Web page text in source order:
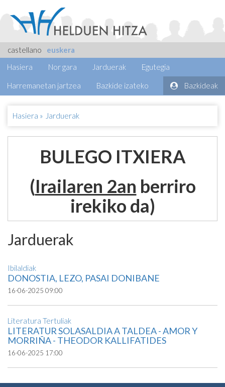
castellano
euskera
Hasiera
Nor gara Jarduerak Egutegia
Harremanetan jartzea Bazkide izateko Bazkideak
Hasiera » Jarduerak
BULEGO ITXIERA
(Irailaren 2an berriro
irekiko da)
Jarduerak
Ibilaldiak
DONOSTIA, LEZO, PASAI DONIBANE
16-06-2025 09:00
Literatura Tertuliak
LITERATUR SOLASALDIA A TALDEA - AMOR Y
MORRIÑA - THEODOR KALLIFATIDES
16-06-2025 17:00